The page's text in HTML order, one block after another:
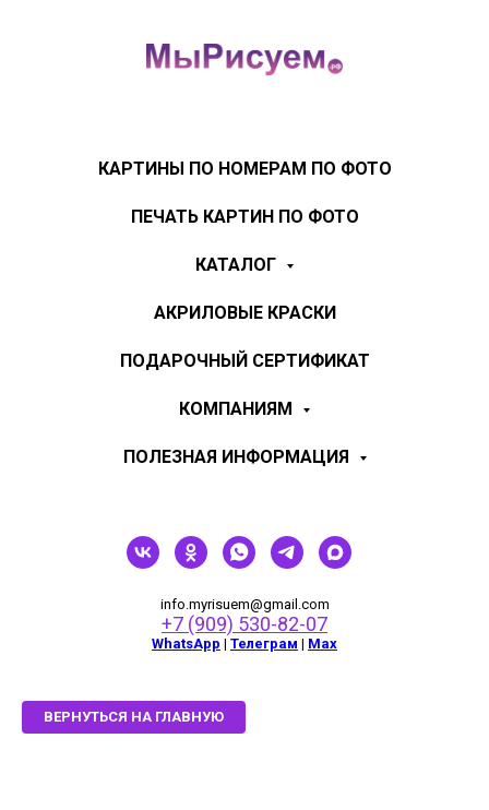
КАРТИНЫ ПО НОМЕРАМ ПО ФОТО
ПЕЧАТЬ КАРТИН ПО ФОТО
КАТАЛОГ
АКРИЛОВЫЕ КРАСКИ
ПОДАРОЧНЫЙ СЕРТИФИКАТ
КОМПАНИЯМ
ПОЛЕЗНАЯ ИНФОРМАЦИЯ
info.myrisuem@gmail.com
+7 (909) 530-82-07
WhatsApp | Телеграм | Мах
ВЕРНУТЬСЯ НА ГЛАВНУЮ